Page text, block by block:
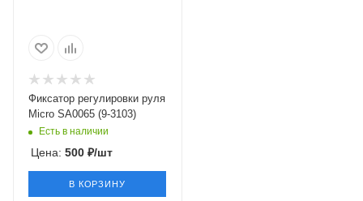
Фиксатор регулировки руля
Micro SA0065 (9-3103)
Есть в наличии
Цена: 500 ₽/шт
В КОРЗИНУ